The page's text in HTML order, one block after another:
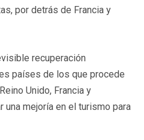
por detrás de Francia y
recuperación
países de los que procede
Unido, Francia y
una mejoría en el turismo para